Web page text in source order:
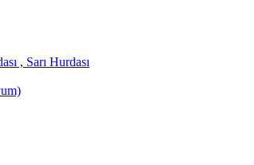
, Sarı Hurdası